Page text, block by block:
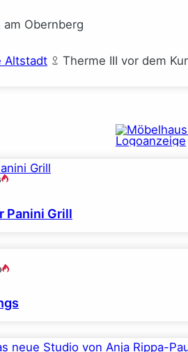
am Obernberg
Altstadt
Therme III vor dem
Panini Grill